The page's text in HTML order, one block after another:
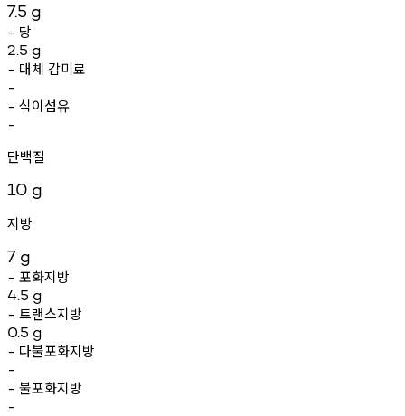
7.5 g
- 당
2.5 g
- 대체 감미료
-
- 식이섬유
-
단백질
10 g
지방
7 g
- 포화지방
4.5 g
- 트랜스지방
0.5 g
- 다불포화지방
-
- 불포화지방
-